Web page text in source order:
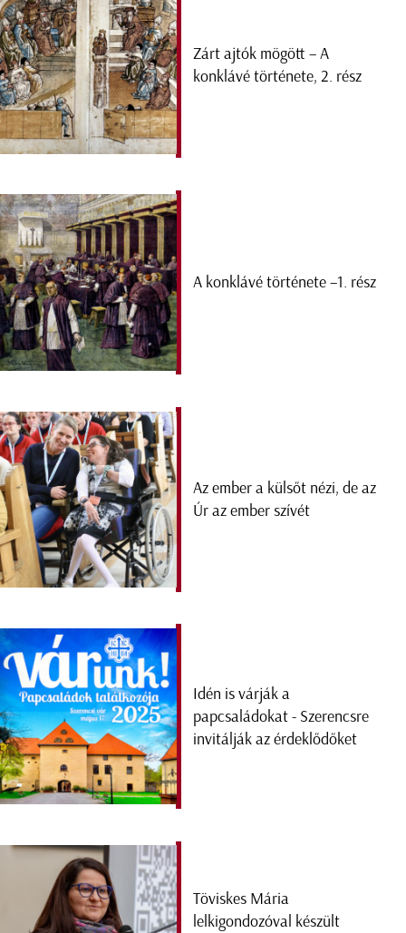
Zárt ajtók mögött – A
konklávé története, 2. rész
A konklávé története –1. rész
Az ember a külsőt nézi, de az
Úr az ember szívét
Idén is várják a
papcsaládokat - Szerencsre
invitálják az érdeklődőket
Töviskes Mária
lelkigondozóval készült